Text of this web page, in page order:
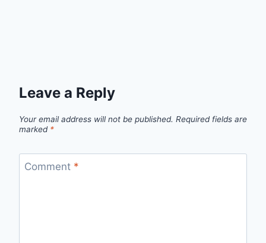
Leave a Reply
Your email address will not be published. Required fields are
marked *
Comment *